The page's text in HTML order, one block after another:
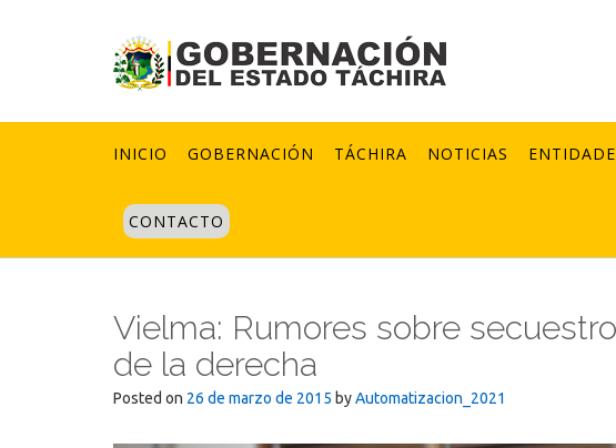
INICIO GOBERNACIÓN TÁCHIRA NOTICIAS
CONTACTO
Vielma: Rumores sobre
de la derecha
Posted on 26 de marzo de 2015 byAutomatizacion_2021